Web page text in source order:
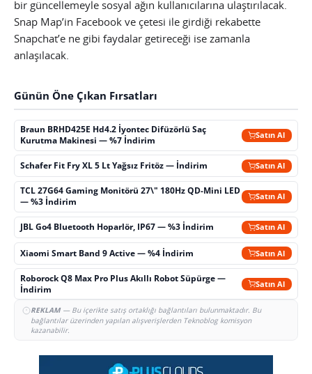
bir güncellemeyle sosyal ağın kullanıcılarına ulaştırılacak.
Snap Map’in Facebook ve çetesi ile girdiği rekabette
Snapchat’e ne gibi faydalar getireceği ise zamanla
anlaşılacak.
Günün Öne Çıkan Fırsatları
Braun BRHD425E Hd4.2 İyontec Difüzörlü Saç
Kurutma Makinesi — %7 İndirim
Satın Al
Schafer Fit Fry XL 5 Lt Yağsız Fritöz — İndirim Satın Al
TCL 27G64 Gaming Monitörü 27\" 180Hz QD-Mini LED
— %3 İndirim
Satın Al
JBL Go4 Bluetooth Hoparlör, IP67 — %3 İndirim Satın Al
Xiaomi Smart Band 9 Active — %4 İndirim Satın Al
Roborock Q8 Max Pro Plus Akıllı Robot Süpürge —
İndirim
Satın Al
REKLAM— Bu içerikte satış ortaklığı bağlantıları bulunmaktadır. Bu
bağlantılar üzerinden yapılan alışverişlerden Teknoblog komisyon
kazanabilir.